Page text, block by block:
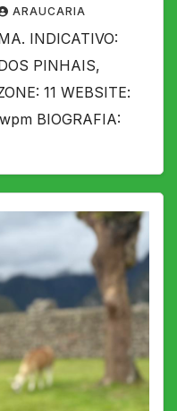
ARAUCARIA
INDICATIVO:
PINHAIS,
11 WEBSITE:
BIOGRAFIA: